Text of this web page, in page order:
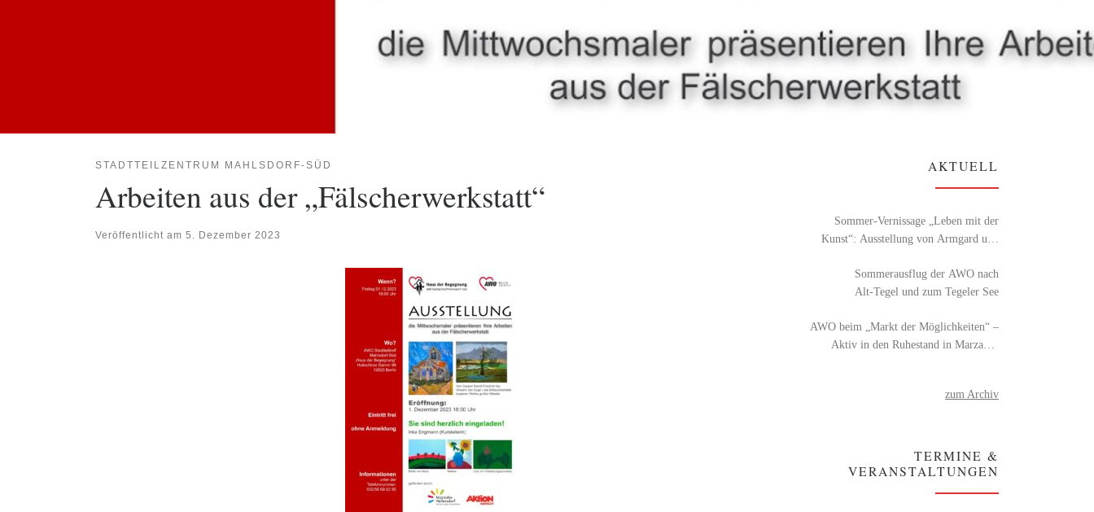
STADTTEILZENTRUM MAHLSDORF-SÜD
Arbeiten aus der „Fälscherwerkstatt“
Veröffentlicht am 5. Dezember 2023
AKTUELL
Sommer-Vernissage „Leben mit der
Kunst“: Ausstellung von Armgard und
Sommerausflug der AWO nach
Alt‑Tegel und zum Tegeler See
AWO beim „Markt der Möglichkeiten“ –
Aktiv in den Ruhestand in Marzahn-
zum Archiv
TERMINE &
VERANSTALTUNGEN